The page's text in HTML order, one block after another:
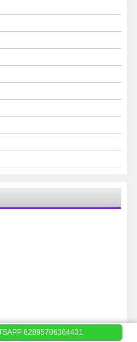
62895706364431